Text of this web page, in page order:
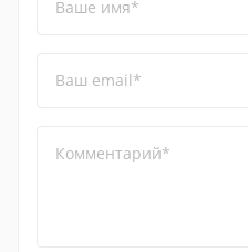
Ваше имя*
Ваш email*
Комментарий*